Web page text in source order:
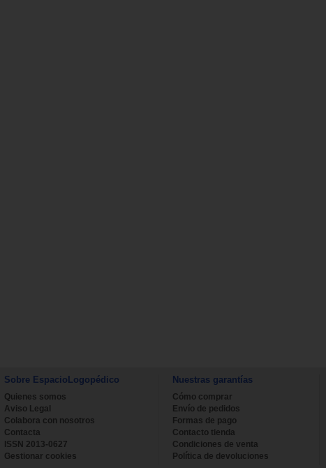
Sobre EspacioLogopédico
Quienes somos
Aviso Legal
Colabora con nosotros
Contacta
ISSN 2013-0627
Gestionar cookies
Nuestras garantías
Cómo comprar
Envío de pedidos
Formas de pago
Contacto tienda
Condiciones de venta
Política de devoluciones